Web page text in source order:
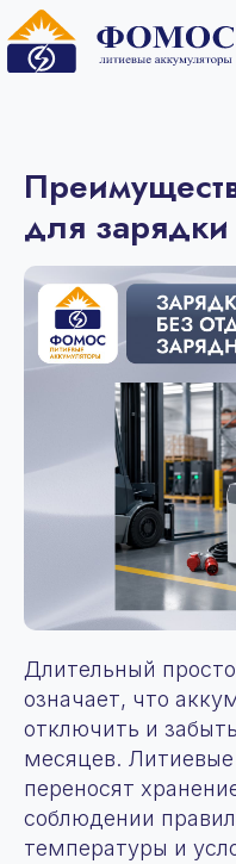
Купить Арендовать
для
Длительный
означает, что
отключить и
месяцев.
переносят
соблюдении
температуры и